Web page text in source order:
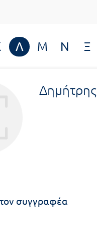
Λ Μ Ν Ξ
συγγραφέα